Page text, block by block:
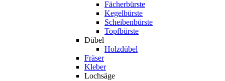
Fächerbürste
Kegelbürste
Scheibenbürste
Topfbürste
Dübel
Holzdübel
Fräser
Kleber
Lochsäge